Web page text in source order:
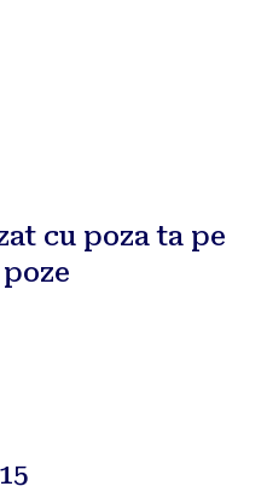
cu poza ta pe